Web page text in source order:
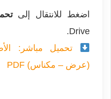
اضغط للانتقال إلى
Drive.
تحميل مباشر:
(عرض – مكناس) PDF